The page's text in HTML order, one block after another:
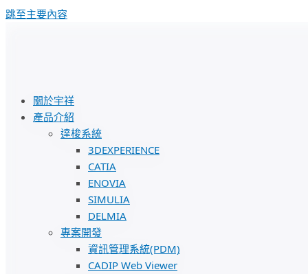
跳至主要內容
關於宇祥
產品介紹
達梭系統
3DEXPERIENCE
CATIA
ENOVIA
SIMULIA
DELMIA
專案開發
資訊管理系統(PDM)
CADIP Web Viewer